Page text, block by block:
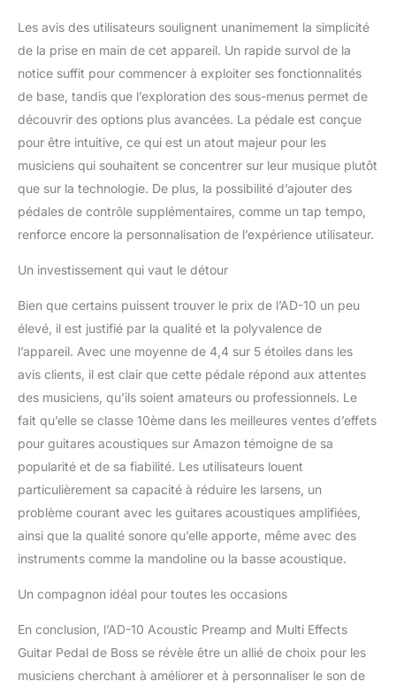
Les avis des utilisateurs soulignent unanimement la simplicité
de la prise en main de cet appareil. Un rapide survol de la
notice suffit pour commencer à exploiter ses fonctionnalités
de base, tandis que l’exploration des sous-menus permet de
découvrir des options plus avancées. La pédale est conçue
pour être intuitive, ce qui est un atout majeur pour les
musiciens qui souhaitent se concentrer sur leur musique plutôt
que sur la technologie. De plus, la possibilité d’ajouter des
pédales de contrôle supplémentaires, comme un tap tempo,
renforce encore la personnalisation de l’expérience utilisateur.
Un investissement qui vaut le détour
Bien que certains puissent trouver le prix de l’AD-10 un peu
élevé, il est justifié par la qualité et la polyvalence de
l’appareil. Avec une moyenne de 4,4 sur 5 étoiles dans les
avis clients, il est clair que cette pédale répond aux attentes
des musiciens, qu’ils soient amateurs ou professionnels. Le
fait qu’elle se classe 10ème dans les meilleures ventes d’effets
pour guitares acoustiques sur Amazon témoigne de sa
popularité et de sa fiabilité. Les utilisateurs louent
particulièrement sa capacité à réduire les larsens, un
problème courant avec les guitares acoustiques amplifiées,
ainsi que la qualité sonore qu’elle apporte, même avec des
instruments comme la mandoline ou la basse acoustique.
Un compagnon idéal pour toutes les occasions
En conclusion, l’AD-10 Acoustic Preamp and Multi Effects
Guitar Pedal de Boss se révèle être un allié de choix pour les
musiciens cherchant à améliorer et à personnaliser le son de